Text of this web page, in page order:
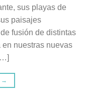
sus playas de
paisajes
fusión de distintas
nuestras nuevas
→